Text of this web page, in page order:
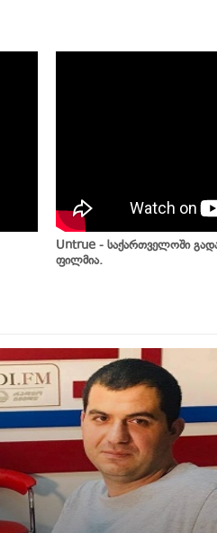
Untrue - საქართველოში
ფილმია.